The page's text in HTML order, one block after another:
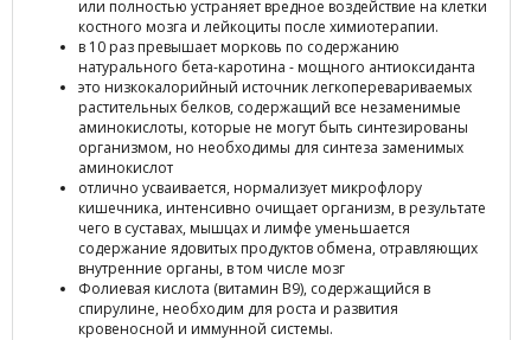
или полностью устраняет вредное воздействие на клетки
костного мозга и лейкоциты после химиотерапии.
в 10 раз превышает морковь по содержанию
натурального бета-каротина - мощного антиоксиданта
это низкокалорийный источник легкоперевариваемых
растительных белков, содержащий все незаменимые
аминокислоты, которые не могут быть синтезированы
организмом, но необходимы для синтеза заменимых
аминокислот
отлично усваивается, нормализует микрофлору
кишечника, интенсивно очищает организм, в результате
чего в суставах, мышцах и лимфе уменьшается
содержание ядовитых продуктов обмена, отравляющих
внутренние органы, в том числе мозг
Фолиевая кислота (витамин В9), содержащийся в
спирулине, необходим для роста и развития
кровеносной и иммунной системы.